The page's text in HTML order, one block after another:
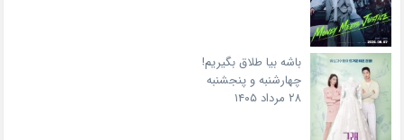
باشه بیا طلاق بگیریم!
چهارشنبه و پنجشنبه
۲۸ مرداد ۱۴۰۵